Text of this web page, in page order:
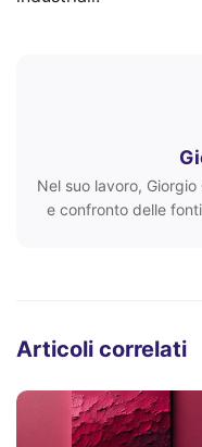
Nel suo lavoro,
e confronto delle
Articoli correlati